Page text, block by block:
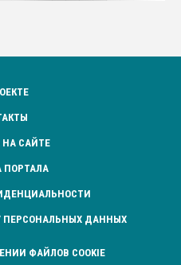
НА САЙТЕ
ПОРТАЛА
ПЕРСОНАЛЬНЫХ ДАННЫХ
ФАЙЛОВ COOKIE